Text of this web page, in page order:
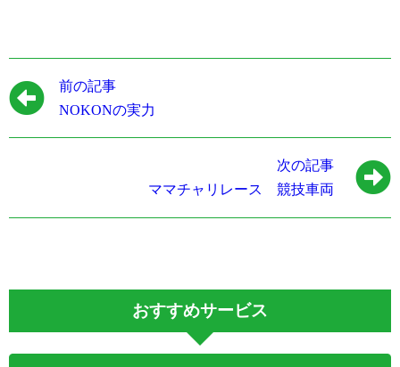
前の記事
NOKONの実力
次の記事
ママチャリレース 競技車両
おすすめサービス